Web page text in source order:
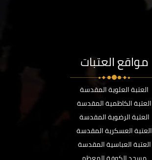
مواقع العتبات
العتبة العلوية المقدسة
العتبة الكاظمية المقدسة
العتبة الرضوية المقدسة
العتبة العسكرية المقدسة
العتبة العباسية المقدسة